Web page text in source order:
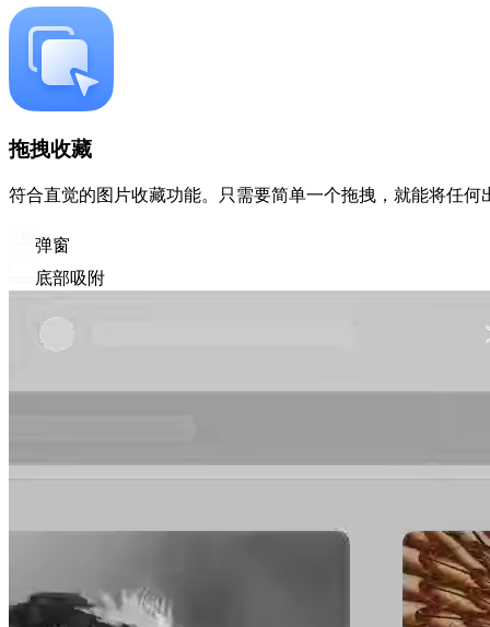
拖拽收藏
符合直觉的图片收藏功能。只需要简单一个拖拽，就能将任何
弹窗
底部吸附